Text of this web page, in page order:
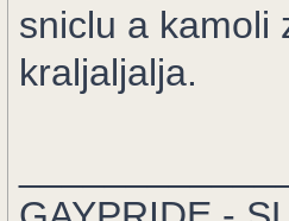
sniclu a kamoli
kraljaljalja.